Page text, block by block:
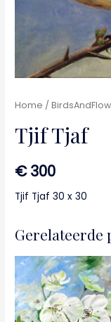
Home /
Tjif Tjaf
€300
Tjif Tjaf 30 x 30
Gerelateerde